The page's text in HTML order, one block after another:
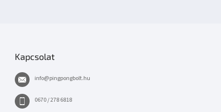
Kapcsolat
info@pingpongbolt.hu
0670 / 278 6818